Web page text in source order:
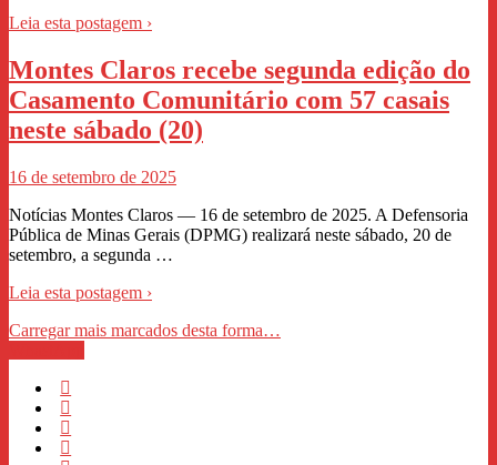
Leia esta postagem ›
Montes Claros recebe segunda edição do
Casamento Comunitário com 57 casais
neste sábado (20)
16 de setembro de 2025
Notícias Montes Claros — 16 de setembro de 2025. A Defensoria
Pública de Minas Gerais (DPMG) realizará neste sábado, 20 de
setembro, a segunda …
Leia esta postagem ›
Carregar mais marcados desta forma…